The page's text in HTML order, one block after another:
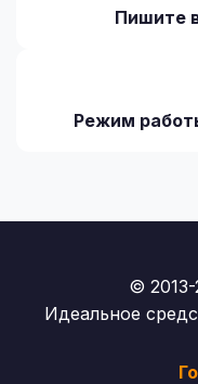
Пишите
Режим
©
Идеальное